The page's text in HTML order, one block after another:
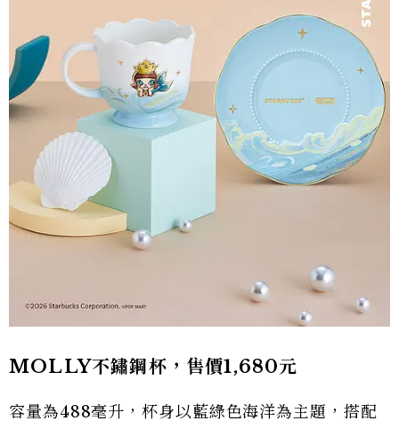
MOLLY不鏽鋼杯，售價1,680元
容量為488毫升，杯身以藍綠色海洋為主題，搭配